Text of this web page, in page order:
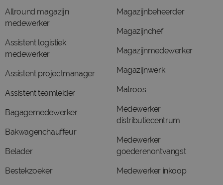
Allround magazijn
medewerker
Assistent logistiek
medewerker
Assistent projectmanager
Assistent teamleider
Bagagemedewerker
Bakwagenchauffeur
Belader
Bestekzoeker
Magazijnbeheerder
Magazijnchef
Magazijnmedewerker
Magazijnwerk
Matroos
Medewerker
distributiecentrum
Medewerker
goederenontvangst
Medewerker inkoop